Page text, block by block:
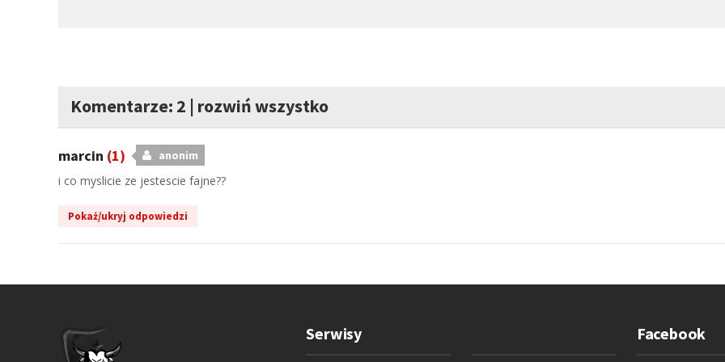
Komentarze: 2 | rozwiń wszystko
marcin (1) anonim
i co myslicie ze jestescie fajne??
Pokaż/ukryj odpowiedzi
Serwisy Facebook